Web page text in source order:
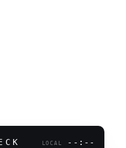
LOCAL --:--